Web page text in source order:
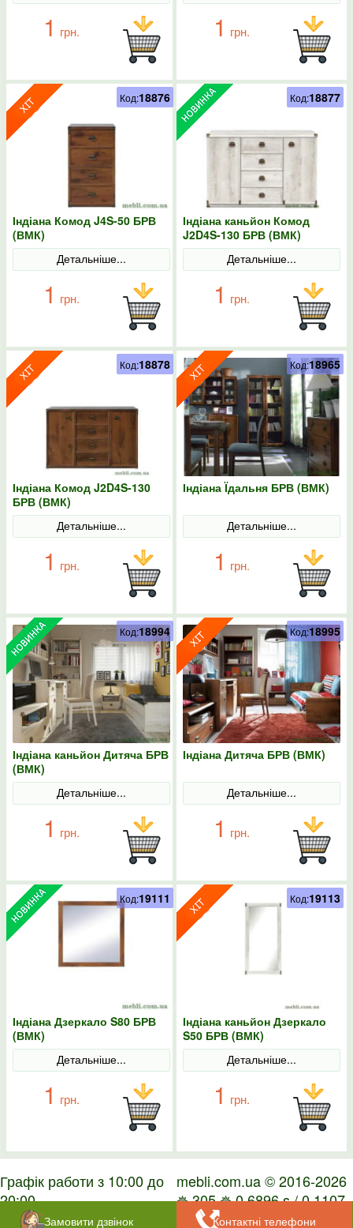
1 грн. 1 грн.
Індіана Комод J4S-50 БРВ
(ВМК)
Детальніше...
1 грн.
Код:18876
Індіана каньйон Комод
J2D4S-130 БРВ (ВМК)
Детальніше...
1 грн.
Код:18877
Індіана Комод J2D4S-130
БРВ (ВМК)
Детальніше...
1 грн.
Код:18878
Індіана Їдальня БРВ (ВМК)
Детальніше...
1 грн.
Код:18965
Індіана каньйон Дитяча БРВ
(ВМК)
Детальніше...
1 грн.
Код:18994
Індіана Дитяча БРВ (ВМК)
Детальніше...
1 грн.
Код:18995
Індіана Дзеркало S80 БРВ
(ВМК)
Детальніше...
1 грн.
Код:19111
Індіана каньйон Дзеркало
S50 БРВ (ВМК)
Детальніше...
1 грн.
Код:19113
Графік работи з 10:00 до
20:00
mebli.com.ua © 2016-2026
✵ 305 ✵ 0.6896 s / 0.1107
Замовити дзвінок Контактні телефони